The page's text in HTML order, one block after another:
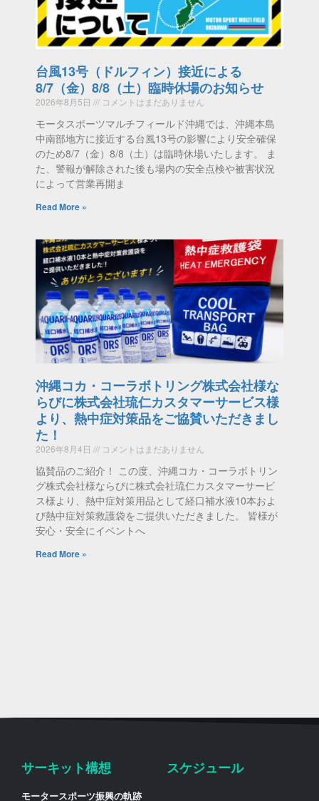
台風13号（ドルフィン）接近による
8/7（金）8/8（土）臨時休場のお知らせ
2026年8月5日 コメントはまだありません
モータスポーツマルチフィールド沖縄では、沖縄本島
中南部地方に接近する台風13号の影響により安全確保
のため8/7（金）8/8（土）は臨時休場いたします。 ま
た、警報が解除された後も場内の安全点検や被害状況
によって営業再開ま
Read More »
沖縄コカ・コーラボトリング株式会社様な
らびに株式会社琉仁カスタマーサービス様
より、熱中症対策品をご協賛いただきまし
た！
2026年8月4日 コメントはまだありません
協賛品のご紹介！ この度、沖縄コカ・コーラボトリン
グ株式会社様ならびに株式会社琉仁カスタマーサービ
ス様より、熱中症対策用品として経口補水液10本およ
び熱中症対策救護袋をご提供いただきました。 皆様が
安心・安全にイベントへ
Read More »
サーキット構想
モータースポーツ振興の軌跡
スケジュール